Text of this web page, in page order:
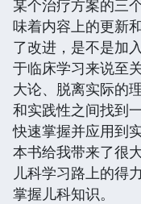
某个治疗方案的三
味着内容上的更新
了改进，是不是加
于临床学习来说至
大论、脱离实际的
和实践性之间找到
快速掌握并应用到
本书给我带来了很
儿科学习路上的得
掌握儿科知识。